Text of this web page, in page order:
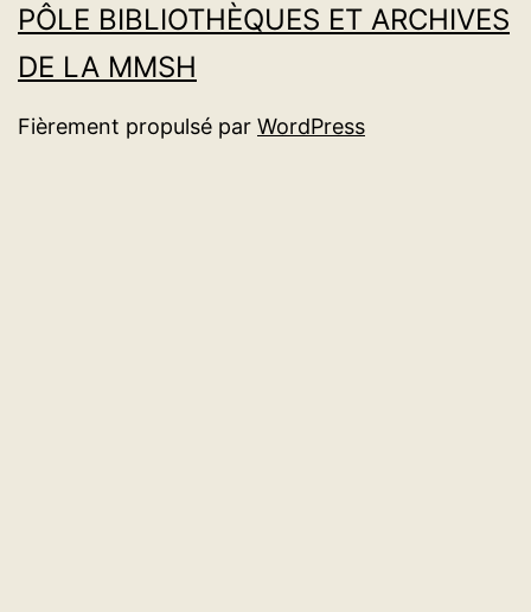
PÔLE BIBLIOTHÈQUES ET ARCHIVES
DE LA MMSH
Fièrement propulsé par WordPress